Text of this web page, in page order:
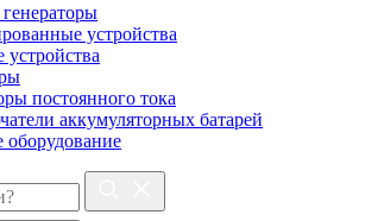
устройства
устройства
постоянного тока
аккумуляторных батарей
оборудование